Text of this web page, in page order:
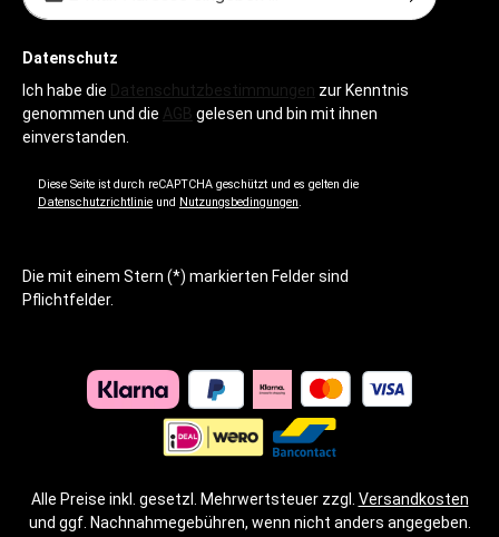
Datenschutz
Ich habe die Datenschutzbestimmungen zur Kenntnis
genommen und die AGB gelesen und bin mit ihnen
einverstanden.
Diese Seite ist durch reCAPTCHA geschützt und es gelten die
Datenschutzrichtlinie und Nutzungsbedingungen
Die mit einem Stern (*) markierten Felder sind
Pflichtfelder.
Alle Preise inkl. gesetzl. Mehrwertsteuer zzgl. Versandkosten
und ggf. Nachnahmegebühren, wenn nicht anders angegeben.